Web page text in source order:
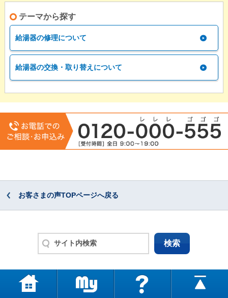
テーマから探す
給湯器の修理について
給湯器の交換・取り替えについて
お客さまの声TOPページへ戻る